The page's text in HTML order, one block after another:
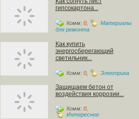
гипсокартона...
Комм: 0,
Материалы
для ремонта
Как купить
энергосберегающий
светильник...
Комм: 0, Электрика
Защищаем бетон от
воздействия коррозии...
Комм: 0,
Интересное